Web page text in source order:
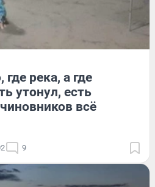
река, а где
утонул, есть
всё
9